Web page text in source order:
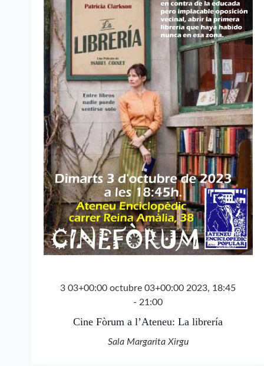
3 03+00:00 octubre 03+00:00 2023, 18:45
- 21:00
Cine Fòrum a l’Ateneu: La librería
Sala Margarita Xirgu